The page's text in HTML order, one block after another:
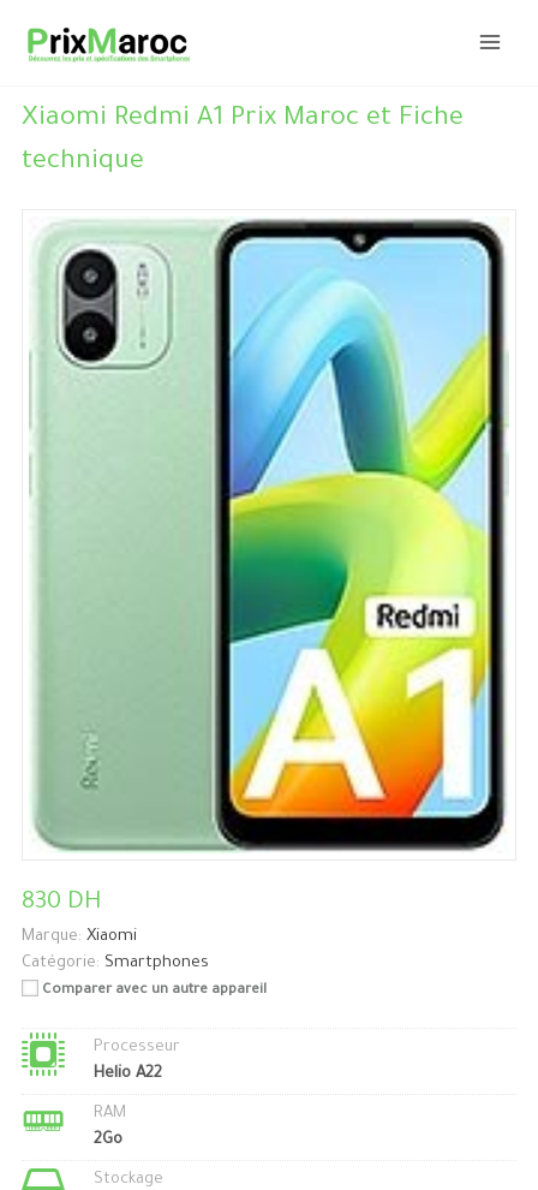
Xiaomi Redmi A1 Prix Maroc et Fiche
technique
830 DH
Marque: Xiaomi
Catégorie: Smartphones
Comparer avec un autre appareil
Processeur
Helio A22
RAM
2Go
Stockage